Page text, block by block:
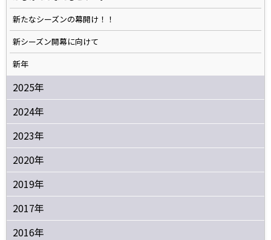
新たなシーズンの幕開け！！
新シーズン開幕に向けて
新年
2025年
2024年
2023年
2020年
2019年
2017年
2016年